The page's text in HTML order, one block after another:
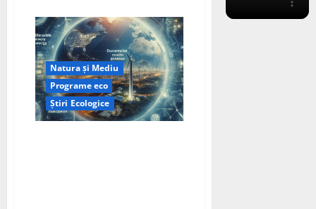
și
apa
în
combustibil
sustenabil
pentru
aviație
(SAF)
folosind
energie
regenerabilă
Natura și Mediu
Programe eco
Știri Ecologice